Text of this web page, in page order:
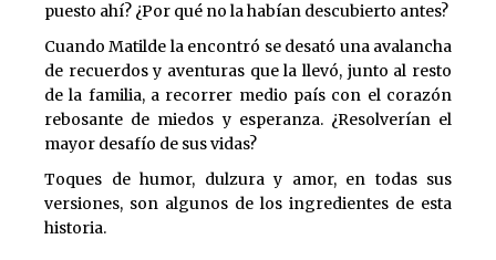
puesto ahí? ¿Por qué no la habían descubierto antes?
Cuando Matilde la encontró se desató una avalancha
de recuerdos y aventuras que la llevó, junto al resto
de la familia, a recorrer medio país con el corazón
rebosante de miedos y esperanza. ¿Resolverían el
mayor desafío de sus vidas?
Toques de humor, dulzura y amor, en todas sus
versiones, son algunos de los ingredientes de esta
historia.